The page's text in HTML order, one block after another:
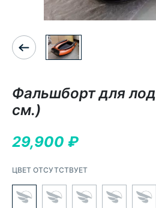
Фальшборт для
см.)
29,900 ₽
ЦВЕТ ОТСУТСТВУЕТ